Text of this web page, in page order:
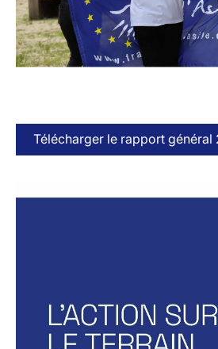
Télécharger le rapport général